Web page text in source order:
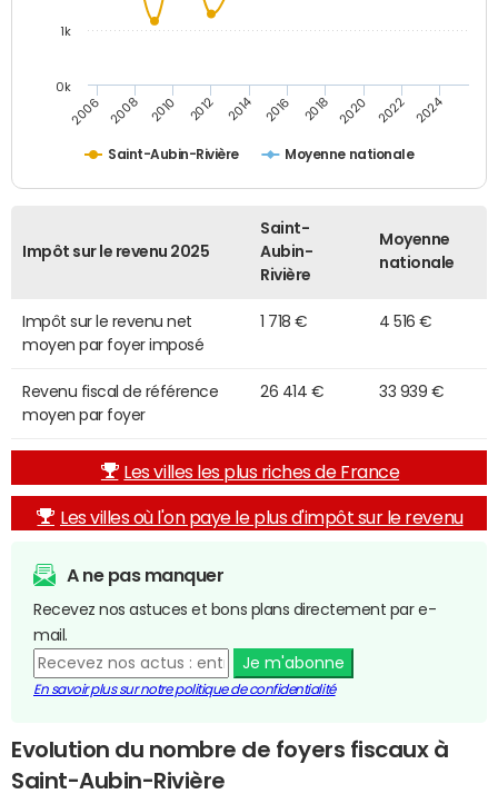
Saint-Aubin-Rivière Moyenne nationale
2006 2008 2010 2012 2014 2016 2018 2020 2022 2024
0k
1k
Impôt sur le revenu 2025
Saint-
Aubin-
Rivière
Moyenne
nationale
Impôt sur le revenu net
moyen par foyer imposé
1 718 € 4 516 €
Revenu fiscal de référence
moyen par foyer
26 414 € 33 939 €
Les villes les plus riches de France
Les villes où l'on paye le plus d'impôt sur le revenu
A ne pas manquer
Recevez nos astuces et bons plans directement par e-
mail.
Je m'abonne
En savoir plus sur notre politique de confidentialité
Evolution du nombre de foyers fiscaux à
Saint-Aubin-Rivière